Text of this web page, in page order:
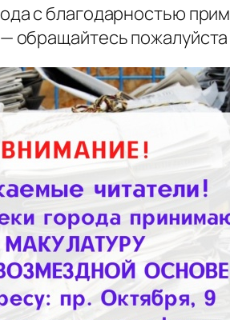
с благодарностью
обращайтесь